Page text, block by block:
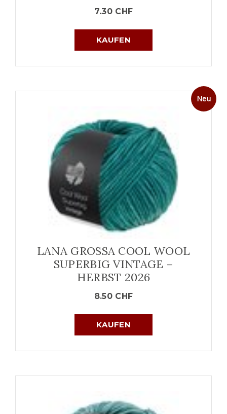
7.30 CHF
KAUFEN
Neu
LANA GROSSA COOL WOOL
SUPERBIG VINTAGE –
HERBST 2026
8.50 CHF
KAUFEN